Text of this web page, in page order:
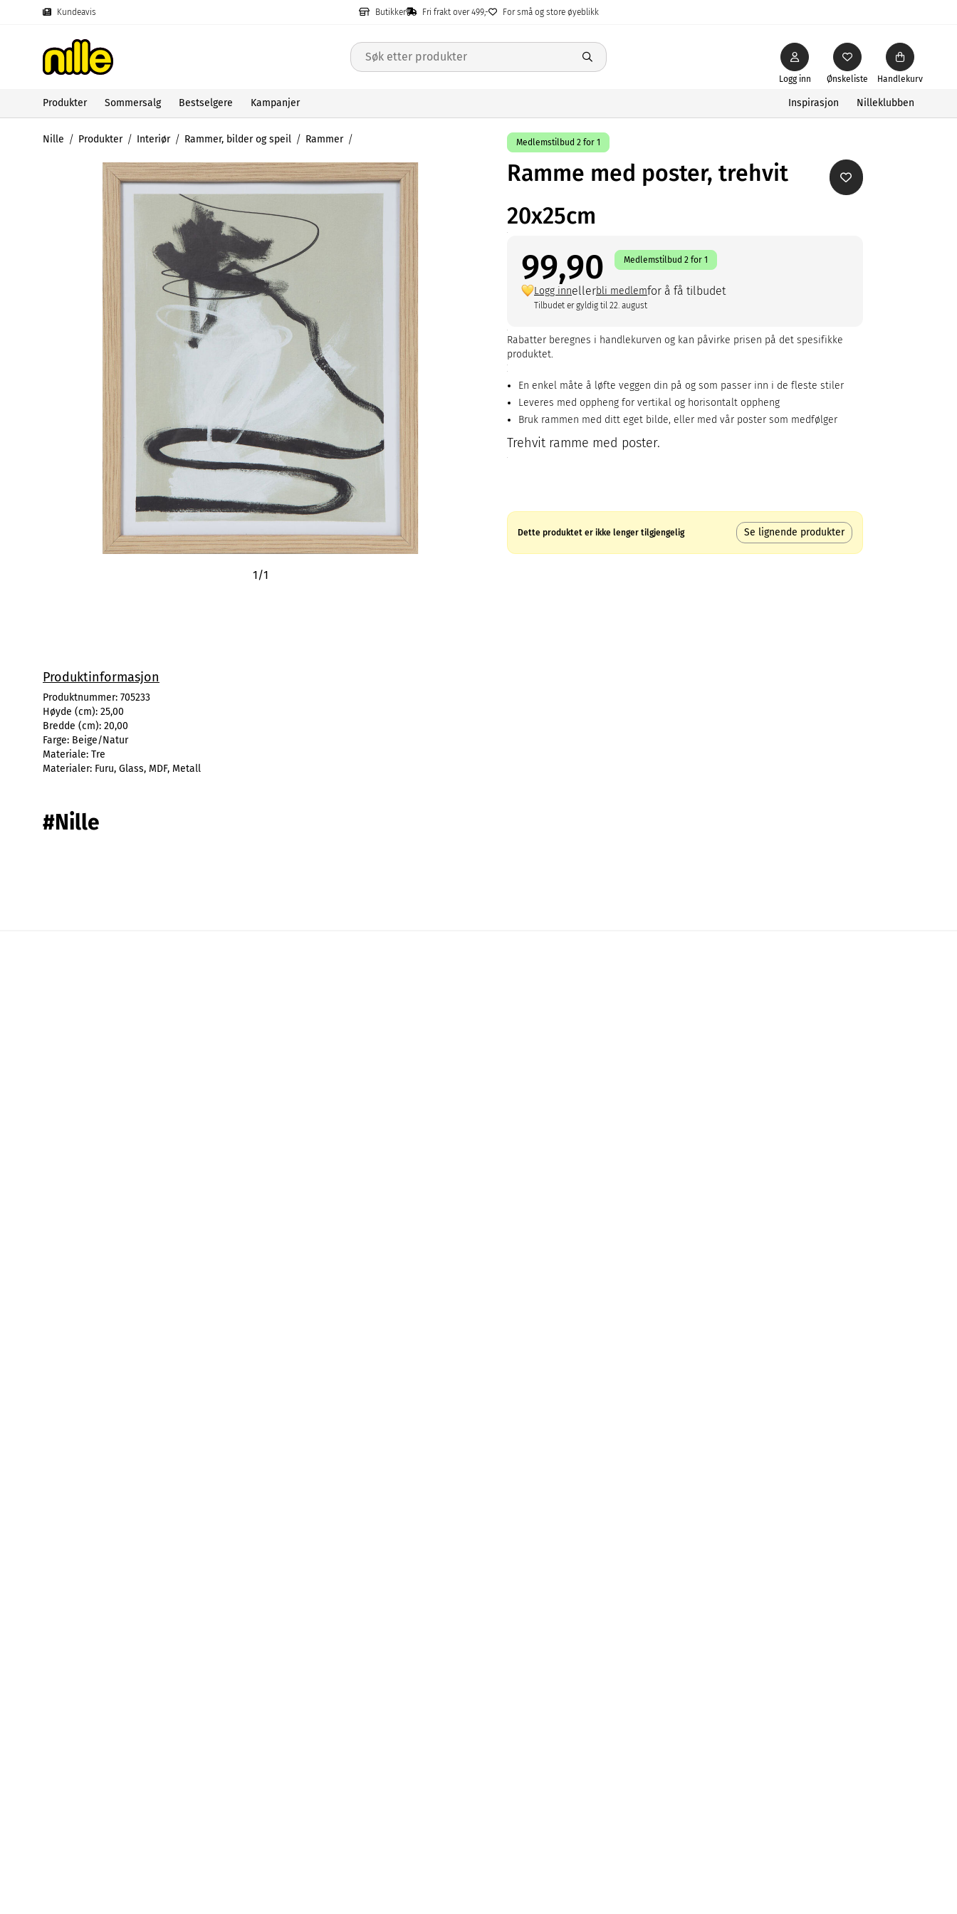
Kundeavis Butikker Fri frakt over 499,- For små og store øyeblikk
Ønskeliste
Logg inn Handlekurv
Produkter Sommersalg Bestselgere Kampanjer Inspirasjon Nilleklubben
Nille Produkter Interiør Rammer, bilder og speil Rammer
1/1
Medlemstilbud 2 for 1
Ramme med poster, trehvit
20x25cm
99,90 Medlemstilbud 2 for 1
Logg innellerbli medlemfor å få tilbudet
Tilbudet er gyldig til 22. august
Rabatter beregnes i handlekurven og kan påvirke prisen på det spesifikke
produktet.
En enkel måte å løfte veggen din på og som passer inn i de fleste stiler
Leveres med oppheng for vertikal og horisontalt oppheng
Bruk rammen med ditt eget bilde, eller med vår poster som medfølger
Trehvit ramme med poster.
Dette produktet er ikke lenger tilgjengelig Se lignende produkter
Produktinformasjon
Produktnummer: 705233
Høyde (cm): 25,00
Bredde (cm): 20,00
Farge: Beige/Natur
Materiale: Tre
Materialer: Furu, Glass, MDF, Metall
#Nille